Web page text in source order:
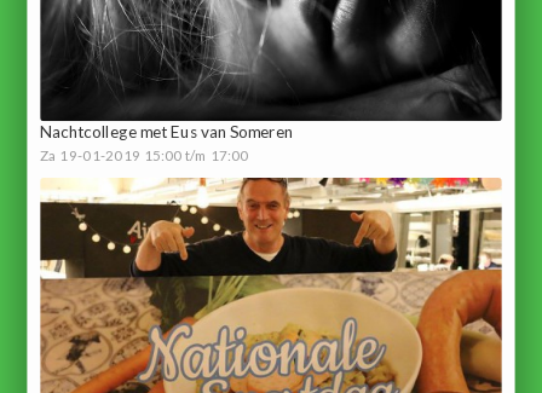
Nachtcollege met Eus van Someren
Za 19-01-2019 15:00 t/m 17:00